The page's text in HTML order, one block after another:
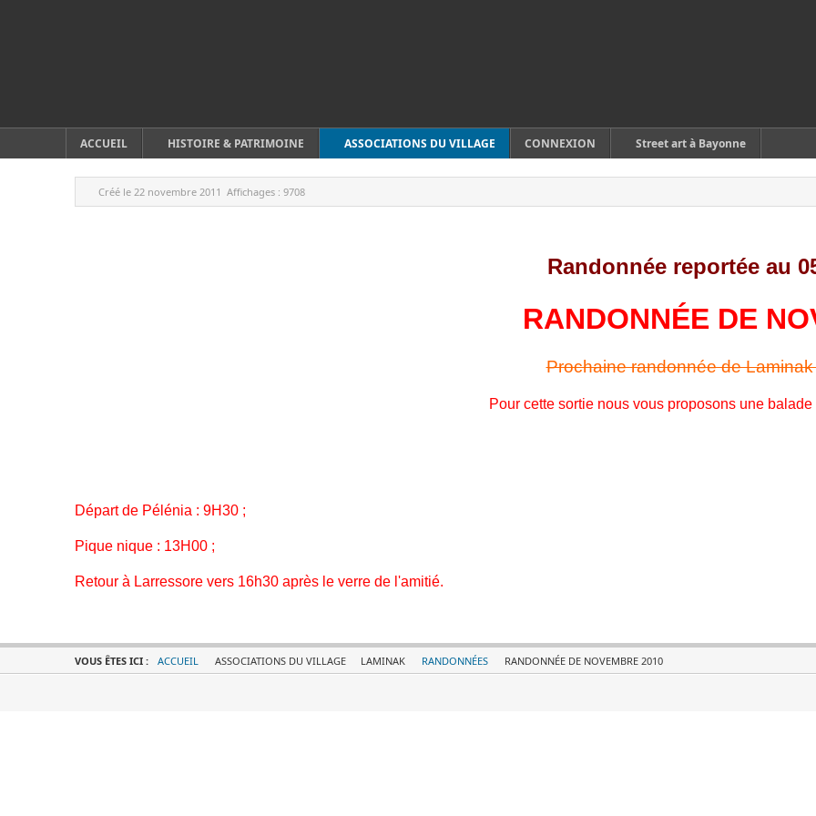
ACCUEIL HISTOIRE & PATRIMOINE ASSOCIATIONS DU VILLAGE CONNEXION Street art à Bayonne
Créé le 22 novembre 2011 Affichages : 9708
Randonnée reportée au
RANDONNÉE DE
Prochaine randonnée de
Pour cette sortie nous vous proposons une
Départ de Pélénia : 9H30 ;
Pique nique : 13H00 ;
Retour à Larressore vers 16h30 après le verre de l'amitié.
VOUS ÊTES ICI : ACCUEIL ASSOCIATIONS DU VILLAGE LAMINAK RANDONNÉES RANDONNÉE DE NOVEMBRE 2010